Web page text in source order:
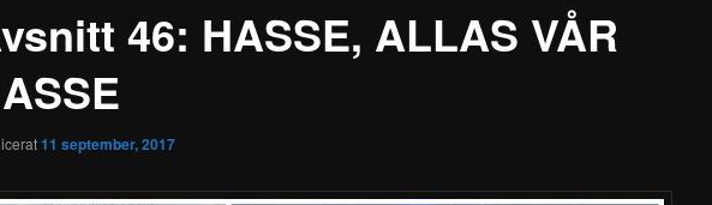
46: HASSE, ALLAS VÅR
11 september, 2017